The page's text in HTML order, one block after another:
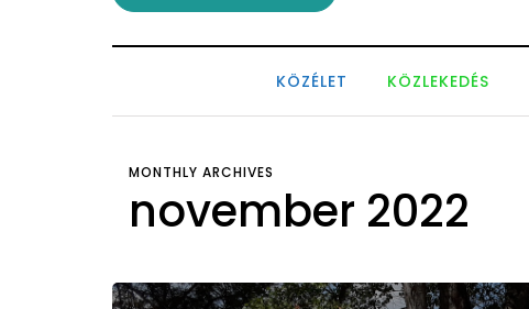
KÖZÉLET KÖZLEKEDÉS
MONTHLY ARCHIVES
november 2022